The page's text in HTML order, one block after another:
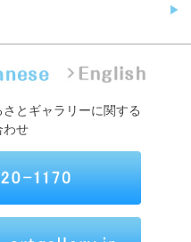
とギャラリーに関する
わせ